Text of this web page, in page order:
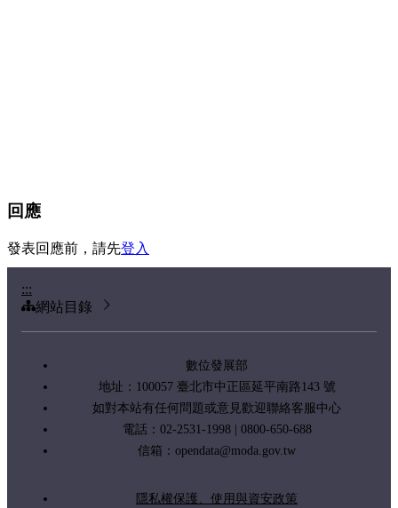
回應
發表回應前，請先登入
:::
網站目錄
數位發展部
地址：100057 臺北市中正區延平南路143 號
如對本站有任何問題或意見歡迎聯絡客服中心
電話：02-2531-1998 | 0800-650-688
信箱： opendata@moda.gov.tw
隱私權保護、使用與資安政策